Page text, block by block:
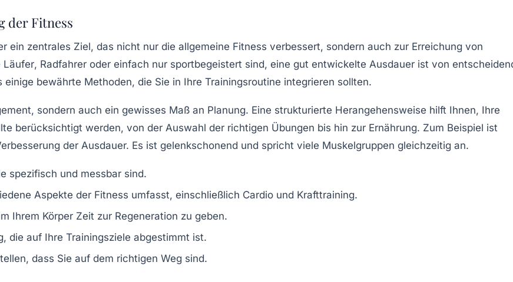
der Fitness
ein zentrales Ziel, das nicht nur die allgemeine Fitness verbessert, sondern auch zur Erreichung von
Läufer, Radfahrer oder einfach nur sportbegeistert sind, eine gut entwickelte Ausdauer ist von
einige bewährte Methoden, die Sie in Ihre Trainingsroutine integrieren sollten.
sondern auch ein gewisses Maß an Planung. Eine strukturierte Herangehensweise hilft Ihnen, Ihre
berücksichtigt werden, von der Auswahl der richtigen Übungen bis hin zur Ernährung. Zum Beispiel ist
der Ausdauer. Es ist gelenkschonend und spricht viele Muskelgruppen gleichzeitig an.
spezifisch und messbar sind.
Aspekte der Fitness umfasst, einschließlich Cardio und Krafttraining.
Ihrem Körper Zeit zur Regeneration zu geben.
, die auf Ihre Trainingsziele abgestimmt ist.
dass Sie auf dem richtigen Weg sind.